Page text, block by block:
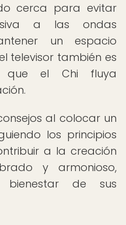
cerca para evitar
a las ondas
un espacio
televisor también es
que el Chi fluya
al colocar un
los principios
a la creación
y armonioso,
bienestar de sus